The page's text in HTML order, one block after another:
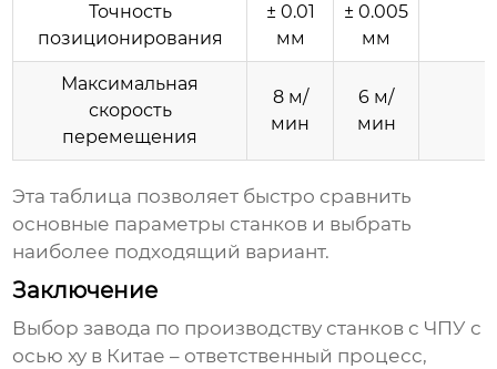
Точность
позиционирования
± 0.01
мм
± 0.005
мм
Максимальная
скорость
перемещения
8 м/
мин
6 м/
мин
Эта таблица позволяет быстро сравнить
основные параметры станков и выбрать
наиболее подходящий вариант.
Заключение
Выборзавода по производству станков с ЧПУ с
осью xy в Китае – ответственный процесс,